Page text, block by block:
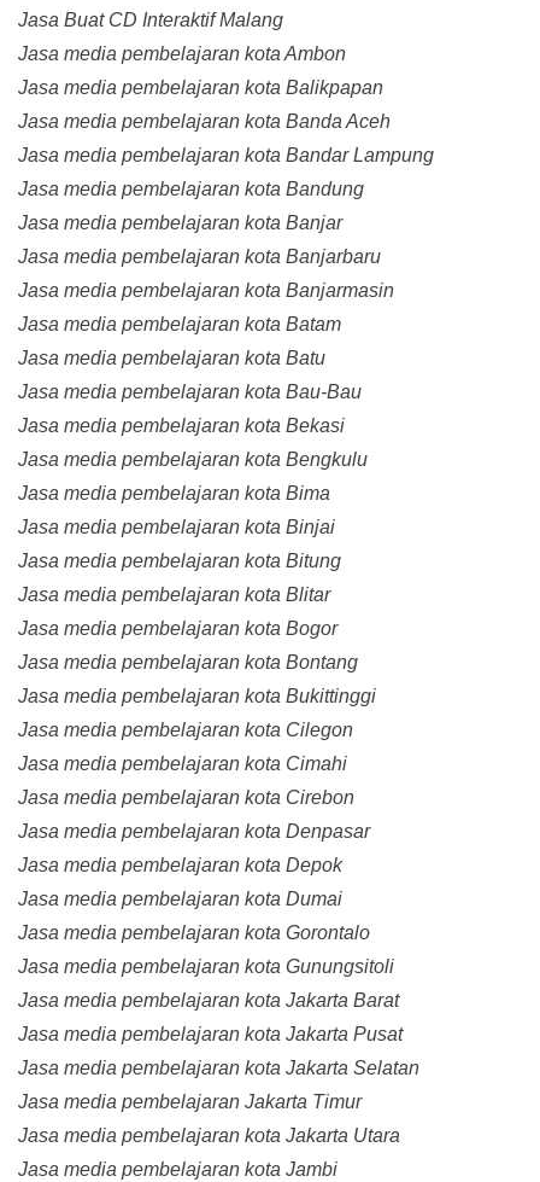
Jasa Buat CD Interaktif Malang
Jasa media pembelajaran kota Ambon
Jasa media pembelajaran kota Balikpapan
Jasa media pembelajaran kota Banda Aceh
Jasa media pembelajaran kota Bandar Lampung
Jasa media pembelajaran kota Bandung
Jasa media pembelajaran kota Banjar
Jasa media pembelajaran kota Banjarbaru
Jasa media pembelajaran kota Banjarmasin
Jasa media pembelajaran kota Batam
Jasa media pembelajaran kota Batu
Jasa media pembelajaran kota Bau-Bau
Jasa media pembelajaran kota Bekasi
Jasa media pembelajaran kota Bengkulu
Jasa media pembelajaran kota Bima
Jasa media pembelajaran kota Binjai
Jasa media pembelajaran kota Bitung
Jasa media pembelajaran kota Blitar
Jasa media pembelajaran kota Bogor
Jasa media pembelajaran kota Bontang
Jasa media pembelajaran kota Bukittinggi
Jasa media pembelajaran kota Cilegon
Jasa media pembelajaran kota Cimahi
Jasa media pembelajaran kota Cirebon
Jasa media pembelajaran kota Denpasar
Jasa media pembelajaran kota Depok
Jasa media pembelajaran kota Dumai
Jasa media pembelajaran kota Gorontalo
Jasa media pembelajaran kota Gunungsitoli
Jasa media pembelajaran kota Jakarta Barat
Jasa media pembelajaran kota Jakarta Pusat
Jasa media pembelajaran kota Jakarta Selatan
Jasa media pembelajaran Jakarta Timur
Jasa media pembelajaran kota Jakarta Utara
Jasa media pembelajaran kota Jambi